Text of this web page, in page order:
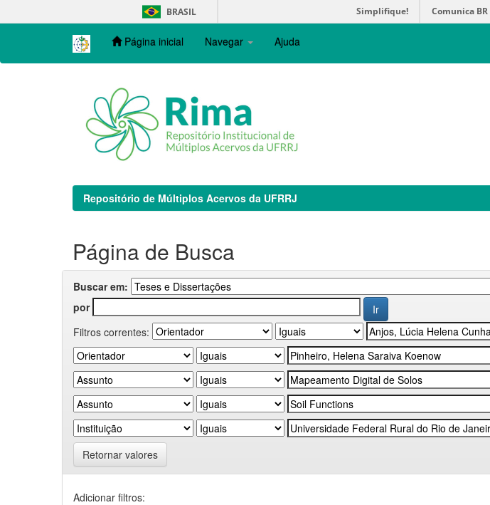
navigation
BRASIL Simplifique! Comunica BR
Página inicial Navegar Ajuda
Repositório de Múltiplos Acervos da UFRRJ
Página de Busca
Buscar em:
por
Filtros correntes:
Retornar valores
Adicionar filtros: